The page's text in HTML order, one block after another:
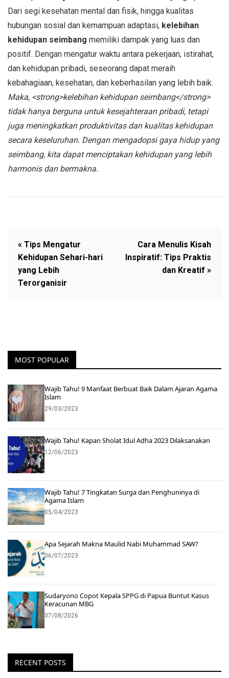
Dari segi kesehatan mental dan fisik, hingga kualitas
hubungan sosial dan kemampuan adaptasi, kelebihan
kehidupan seimbang memiliki dampak yang luas dan
positif. Dengan mengatur waktu antara pekerjaan, istirahat,
dan kehidupan pribadi, seseorang dapat meraih
kebahagiaan, kesehatan, dan keberhasilan yang lebih baik.
Maka, <strong>kelebihan kehidupan seimbang</strong>
tidak hanya berguna untuk kesejahteraan pribadi, tetapi
juga meningkatkan produktivitas dan kualitas kehidupan
secara keseluruhan. Dengan mengadopsi gaya hidup yang
seimbang, kita dapat menciptakan kehidupan yang lebih
harmonis dan bermakna.
« Tips Mengatur
Kehidupan Sehari-hari
yang Lebih
Terorganisir
Cara Menulis Kisah
Inspiratif: Tips Praktis
dan Kreatif »
MOST POPULAR
Wajib Tahu! 9 Manfaat Berbuat Baik Dalam Ajaran Agama
Islam
29/03/2023
Wajib Tahu! Kapan Sholat Idul Adha 2023 Dilaksanakan
12/06/2023
Wajib Tahu! 7 Tingkatan Surga dan Penghuninya di
Agama Islam
05/04/2023
Apa Sejarah Makna Maulid Nabi Muhammad SAW?
06/07/2023
Sudaryono Copot Kepala SPPG di Papua Buntut Kasus
Keracunan MBG
07/08/2026
RECENT POSTS